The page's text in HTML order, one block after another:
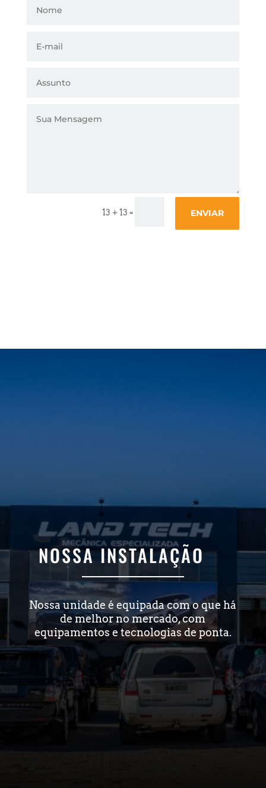
13 + 13 = ENVIAR
NOSSA INSTALAÇÃO
Nossa unidade é equipada com o que há
de melhor no mercado, com
equipamentos e tecnologias de ponta.